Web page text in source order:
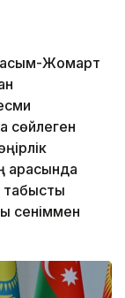
Жомарт
сөйлеген
арқасында
табысты
сеніммен